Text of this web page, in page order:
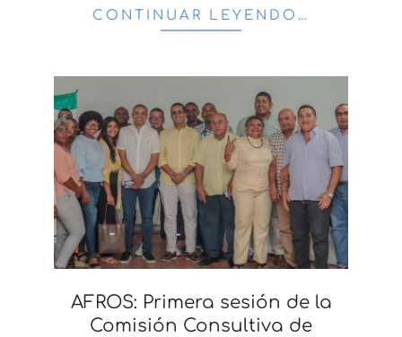
CONTINUAR LEYENDO…
AFROS: Primera sesión de la
Comisión Consultiva de